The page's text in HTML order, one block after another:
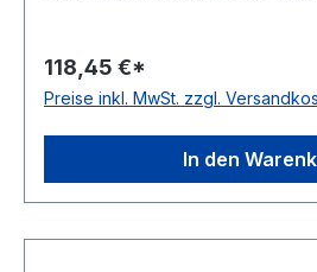
schleifende Dichtung
+120 °C
118,45 €*
Preise inkl. MwSt. zzgl.
In den